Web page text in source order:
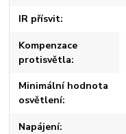
IR přísvit
Kompenzace
protisvětla
Minimální hodnota
osvětlení
Napájení